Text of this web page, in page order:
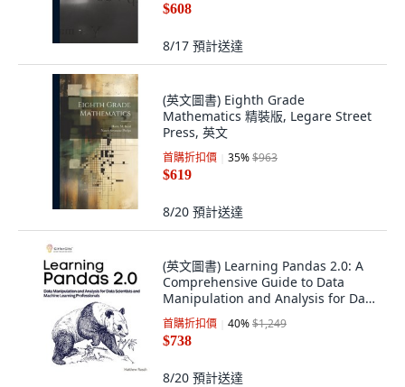
$608
8/17 預計送達
(英文圖書) Eighth Grade
Mathematics 精裝版, Legare Street
Press, 英文
首購折扣價 35%$963
$619
8/20 預計送達
(英文圖書) Learning Pandas 2.0: A
Comprehensive Guide to Data
Manipulation and Analysis for Data
Scienti... 平裝版, Gitforgits, 英文
首購折扣價 40%$1,249
$738
8/20 預計送達